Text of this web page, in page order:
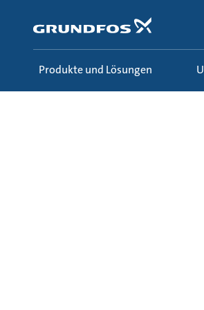
springen
Produkte und Lösungen